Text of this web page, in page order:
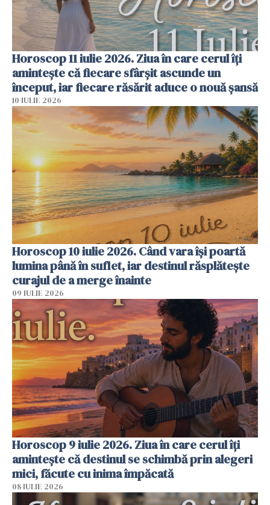
Horoscop 11 iulie 2026. Ziua în care cerul îți
amintește că fiecare sfârșit ascunde un
început, iar fiecare răsărit aduce o nouă șansă
10 IULIE 2026
Horoscop 10 iulie 2026. Când vara își poartă
lumina până în suflet, iar destinul răsplătește
curajul de a merge înainte
09 IULIE 2026
Horoscop 9 iulie 2026. Ziua în care cerul îți
amintește că destinul se schimbă prin alegeri
mici, făcute cu inima împăcată
08 IULIE 2026